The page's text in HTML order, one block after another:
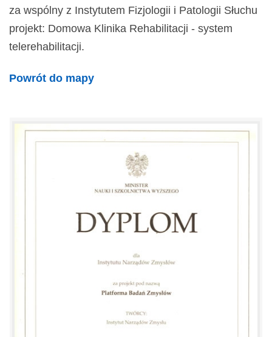
za wspólny z Instytutem Fizjologii i Patologii Słuchu
projekt: Domowa Klinika Rehabilitacji - system
telerehabilitacji.
Powrót do mapy